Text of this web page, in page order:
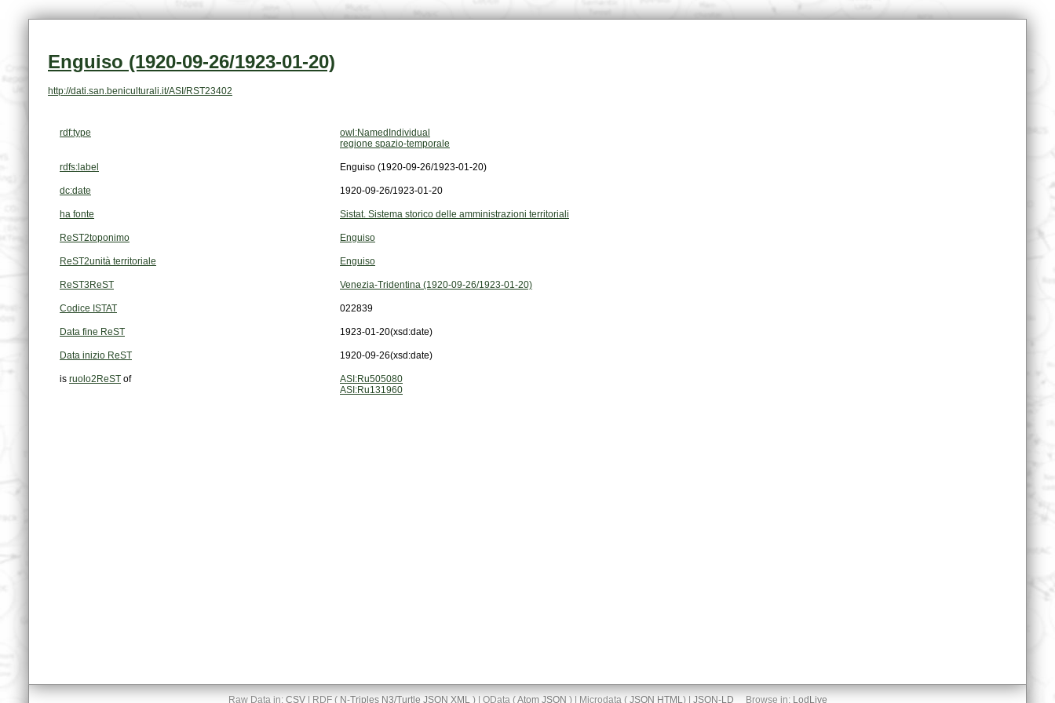
Enguiso (1920-09-26/1923-01-20)
http://dati.san.beniculturali.it/ASI/RST23402
rdf:type
owl:NamedIndividual
regione spazio-temporale
rdfs:label Enguiso (1920-09-26/1923-01-20)
dc:date 1920-09-26/1923-01-20
ha fonte Sistat. Sistema storico delle amministrazioni territoriali
ReST2toponimo Enguiso
ReST2unità territoriale Enguiso
ReST3ReST Venezia-Tridentina (1920-09-26/1923-01-20)
Codice ISTAT 022839
Data fine ReST 1923-01-20(xsd:date)
Data inizio ReST 1920-09-26(xsd:date)
is ruolo2ReST of
ASI:Ru505080
ASI:Ru131960
Raw Data in: CSV| RDF ( N-Triples N3/Turtle JSON XML) | OData (Atom JSON ) | Microdata ( JSON HTML) | JSON-LD Browse in: LodLive